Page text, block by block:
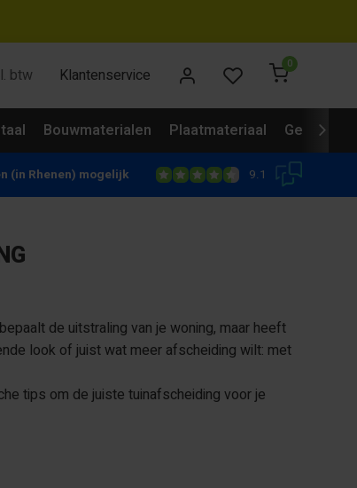
btw Klantenservice
0
Bouwmaterialen Plaatmateriaal
(in Rhenen) mogelijk 9.1
de uitstraling van je woning, maar heeft
look of juist wat meer afscheiding wilt: met
tips om de juiste tuinafscheiding voor je